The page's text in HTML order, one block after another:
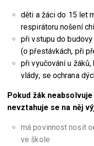
děti a žáci do 15 let
respirátoru nošení
při vstupu do
(o přestávkách, při
při vyučování u
vlády, se ochrana
Pokud žák
nevztahuje se na něj
má povinnost nosit
ve škole